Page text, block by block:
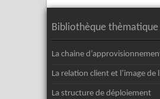
Bibliothèque thèmatique
La chaine
La relation client et l’image de
La structure de déploiement